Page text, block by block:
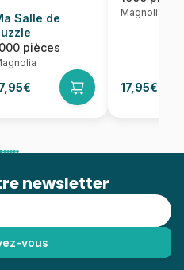
Salle de
pièces
Magnolia
17,95€
newsletter